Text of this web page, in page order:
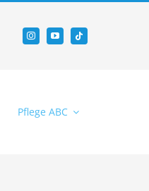
Pflege ABC